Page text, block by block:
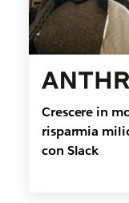
Crescere in
risparmia
con Slack